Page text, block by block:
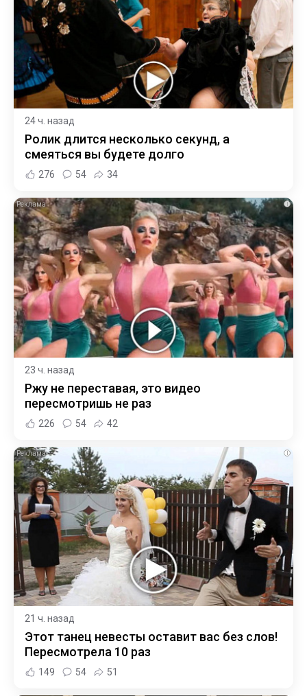
24 ч. назад
Ролик длится несколько секунд, а
смеяться вы будете долго
276 54 34
i
23 ч. назад
Ржу не переставая, это видео
пересмотришь не раз
226 54 42
i
21 ч. назад
Этот танец невесты оставит вас без слов!
Пересмотрела 10 раз
149 54 51